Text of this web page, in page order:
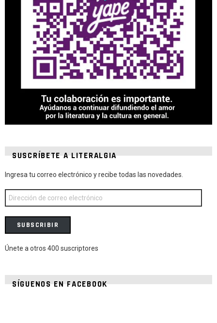
SUSCRÍBETE A LITERALGIA
Ingresa tu correo electrónico y recibe todas las novedades.
Dirección
de
correo
electrónico
SUBSCRIBIR
Únete a otros 400 suscriptores
SÍGUENOS EN FACEBOOK